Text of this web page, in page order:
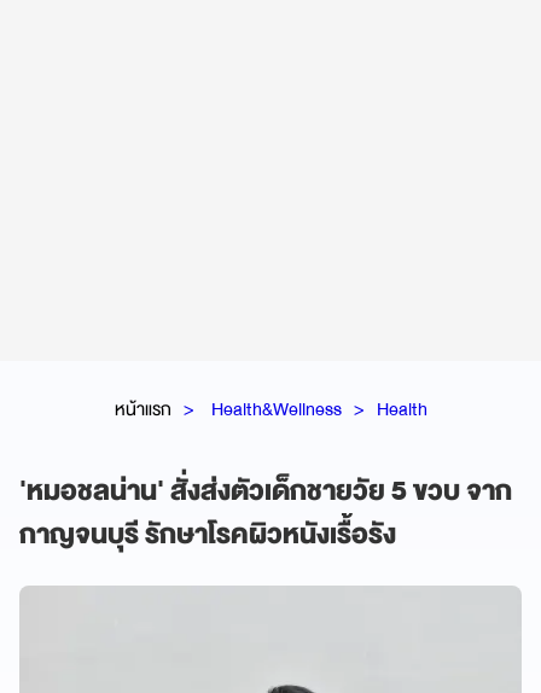
หน้าแรก Health&Wellness Health
'หมอชลน่าน' สั่งส่งตัวเด็กชายวัย 5 ขวบ จาก
กาญจนบุรี รักษาโรคผิวหนังเรื้อรัง